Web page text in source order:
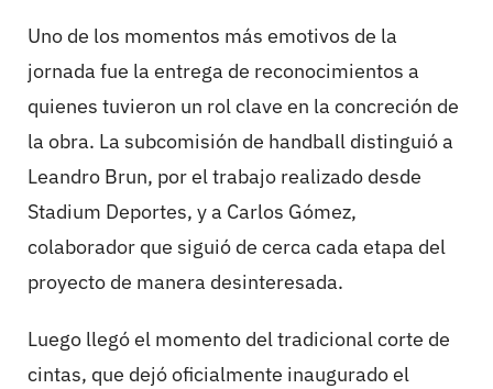
Uno de los momentos más emotivos de la
jornada fue la entrega de reconocimientos a
quienes tuvieron un rol clave en la concreción de
la obra. La subcomisión de handball distinguió a
Leandro Brun, por el trabajo realizado desde
Stadium Deportes, y a Carlos Gómez,
colaborador que siguió de cerca cada etapa del
proyecto de manera desinteresada.
Luego llegó el momento del tradicional corte de
cintas, que dejó oficialmente inaugurado el